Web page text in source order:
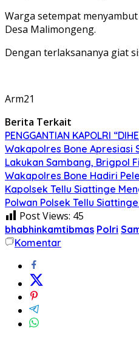
Warga setempat
Desa Malimongeng.
Dengan terlaksananya giat
Arm21
Berita Terkait
PENGGANTIAN KAPOLRI
Wakapolres Bone Apresiasi
Lakukan Sambang, Brigpol
Wakapolres Bone Hadiri
Kapolsek Tellu Siattinge
Polwan Polsek Tellu
Post Views: 45
bhabhinkamtibmas Polri
Komentar